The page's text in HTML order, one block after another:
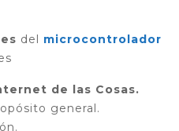
del microcontrolador
de las Cosas.
general.